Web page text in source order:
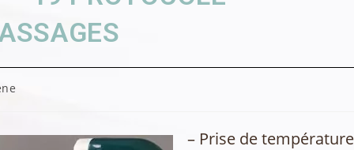
– Prise de température